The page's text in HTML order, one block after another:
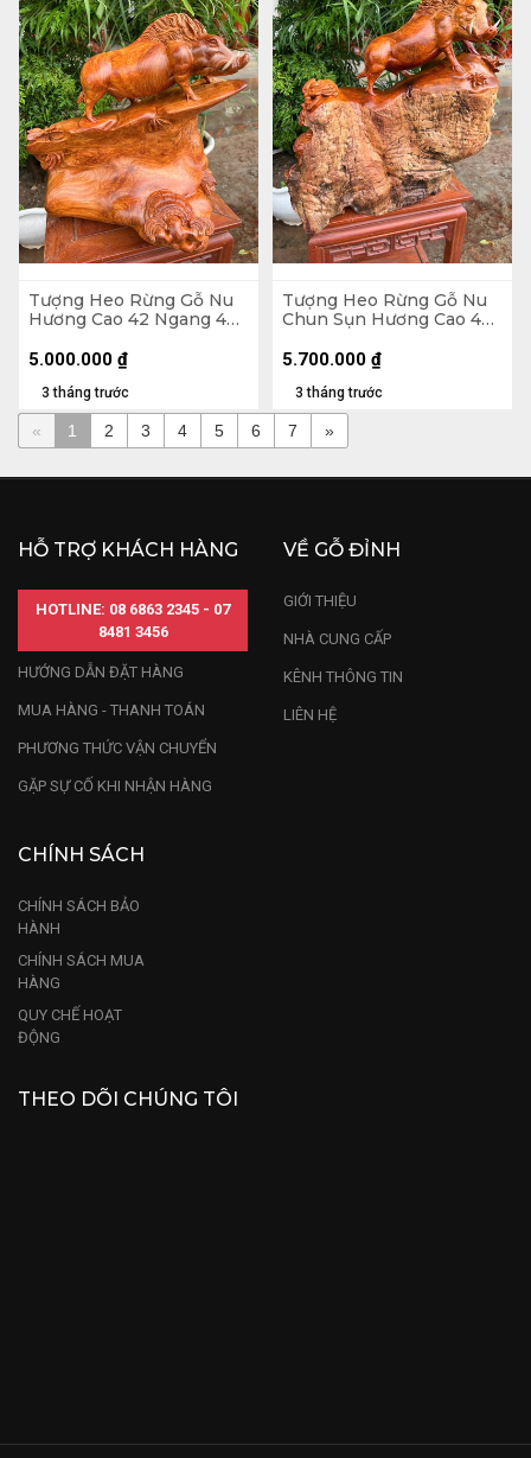
Tượng Heo Rừng Gỗ Nu
Hương Cao 42 Ngang 42
3 tháng trước
5.000.000 ₫
Tượng Heo Rừng Gỗ Nu
Chun Sụn Hương Cao 48
3 tháng trước
5.700.000 ₫
« 1 2 3 4 5 6 7 »
HỖ TRỢ KHÁCH HÀNG
HOTLINE: 08 6863 2345 - 07
8481 3456
HƯỚNG DẪN ĐẶT HÀNG
MUA HÀNG - THANH TOÁN
PHƯƠNG THỨC VẬN CHUYỂN
GẶP SỰ CỐ KHI NHẬN HÀNG
VỀ GỖ ĐỈNH
GIỚI THIỆU
NHÀ CUNG CẤP
KÊNH THÔNG TIN
LIÊN HỆ
CHÍNH SÁCH
CHÍNH SÁCH BẢO
HÀNH
CHÍNH SÁCH MUA
HÀNG
QUY CHẾ HOẠT
ĐỘNG
THEO DÕI CHÚNG TÔI